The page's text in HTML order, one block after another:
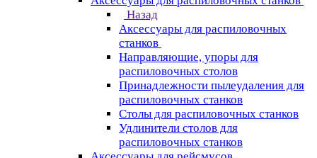
Назад
Аксессуары для распиловочных
станков
Направляющие, упоры для
распиловочных столов
Принадлежности пылеудаления для
распиловочных станков
Столы для распиловочных станков
Удлинители столов для
распиловочных станков